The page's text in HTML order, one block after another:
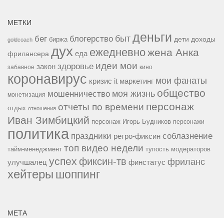
МЕТКИ
goldcoach бег биржа блогерство быт деньги дети доходы
фрилансера дух еда ежедневножена Анка
забавное закон здоровье идеи мои кино
коронавирус кризис it маркетинг мои фанаты
монетизация мошенничество моя жизнь общество
отдых отношения отчеты по времени персонаж
Иван Зимбицкий персонаж Игорь Будников персонажи
политика праздники ретро-фиксин соблазнение
тайм-менеджмент топ видео недели тупость модераторов
улучшалец успех фиксин-тв финстатус фриланс
хейтеры шоппинг
МЕТА